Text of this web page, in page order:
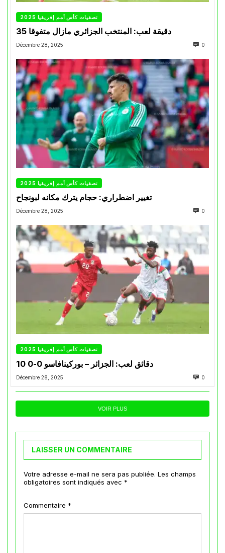
تصفيات كأس أمم إفريقيا 2025
35 دقيقة لعب: المنتخب الجزائري مازال متفوقا
Décembre 28, 2025 0
تصفيات كأس أمم إفريقيا 2025
تغيير اضطراري: حجام يترك مكانه لبونجاح
Décembre 28, 2025 0
تصفيات كأس أمم إفريقيا 2025
10 دقائق لعب: الجزائر – بوركينافاسو 0-0
Décembre 28, 2025 0
VOIR PLUS
LAISSER UN COMMENTAIRE
Votre adresse e-mail ne sera pas publiée. Les champs
obligatoires sont indiqués avec *
Commentaire *